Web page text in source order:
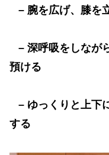
– 腕を広げ、膝を
– 深呼吸をしなが
預ける
– ゆっくりと上下
する